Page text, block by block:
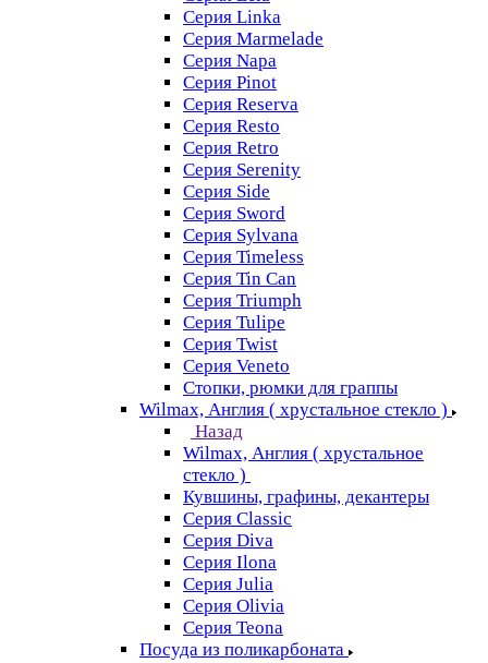
Серия Linka
Серия Marmelade
Серия Napa
Серия Pinot
Серия Reserva
Серия Resto
Серия Retro
Серия Serenity
Серия Side
Серия Sword
Серия Sуlvana
Серия Timeless
Серия Tin Can
Серия Triumph
Серия Tulipe
Серия Twist
Серия Veneto
Стопки, рюмки для граппы
Wilmax, Англия ( хрустальное стекло )
Назад
Wilmax, Англия ( хрустальное
стекло )
Кувшины, графины, декантеры
Серия Classic
Серия Diva
Серия Ilona
Серия Julia
Серия Olivia
Серия Teona
Посуда из поликарбоната